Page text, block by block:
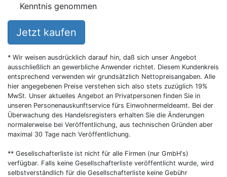
Kenntnis genommen
Jetzt kaufen
* Wir weisen ausdrücklich darauf hin, daß sich unser Angebot
ausschließlich an gewerbliche Anwender richtet. Diesem Kundenkreis
entsprechend verwenden wir grundsätzlich Nettopreisangaben. Alle
hier angegebenen Preise verstehen sich also stets zuzüglich 19%
MwSt. Unser aktuelles Angebot an Privatpersonen finden Sie in
unseren Personenauskunftservice fürs Einwohnermeldeamt. Bei der
Überwachung des Handelsregisters erhalten Sie die Änderungen
normalerweise bei Veröffentlichung, aus technischen Gründen aber
maximal 30 Tage nach Veröffentlichung.
** Gesellschafterliste ist nicht für alle Firmen (nur GmbH's)
verfügbar. Falls keine Gesellschafterliste veröffentlicht wurde, wird
selbstverständlich für die Gesellschafterliste keine Gebühr